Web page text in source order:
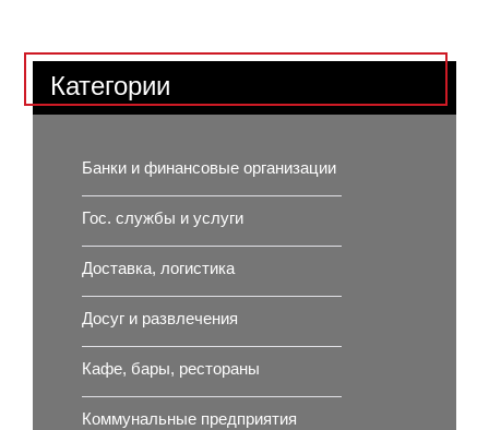
Категории
Банки и финансовые организации
Гос. службы и услуги
Доставка, логистика
Досуг и развлечения
Кафе, бары, рестораны
Коммунальные предприятия